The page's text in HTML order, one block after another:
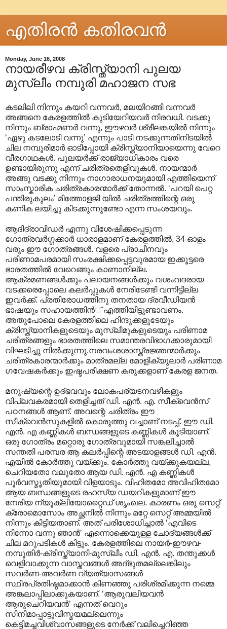
എതിരന്‍ കതിരവന്‍
Monday, June 16, 2008
നായരീഴവ ക്രിസ്ത്യാനി പുലയ
മുസ്ലീം നമ്പൂരി മഹാജന സഭ
കടലിലി നിന്നും കയറി വന്നവര്‍, മലയിറങ്ങി വന്നവര്‍
അങ്ങനെ കേരളത്തില്‍ കുടിയേറിയവര്‍ നിരവധി. വടക്കു
നിന്നും ബ്രാഹ്മണര്‍ വന്നു, ഈഴവര്‍ ശ്രീലങ്കയില്‍ നിന്നും
‘ഏഴു കടലോടി വന്നു’ എന്നും പാടി നടക്കുന്നതിനിടയില്‍
ചില നമ്പൂരിമാര്‍ ഓടിപ്പോയി ക്രിസ്ത്യാനിയായെന്നു വേറെ
വീരഗാഥകള്‍. പുലയര്‍ക്ക് രാജ്യാധികാരം വരെ
ഉണ്ടായിരുന്നു എന്ന് ചരിത്രതെളിവുകള്‍. നായന്മാര്‍
അങ്ങു വടക്കു നിന്നും നാഗാരാധനയുമായി എത്തിയെന്ന്
സാംസ്കാരിക ചരിത്രകാരന്മാര്‍ക്ക് തോന്നല്‍. ‘പറയി പെറ്റ
പന്തിരുകുലം’ മിത്തോളജി യില്‍ ചരിത്രത്തിന്റെ ഒരു
കണിക ലയിച്ചു കിടക്കുന്നുണ്ടോ എന്ന സംശയവും.
ആദിദ്രാവിഡര്‍ എന്നു വിശേഷിക്കപ്പെടുന്ന
ഗോത്രവര്‍ഗ്ഗക്കാര്‍ ധാരാളമാണ് കേരളത്തില്‍, 34 ഓളം
വരും ഈ ഗോത്രങ്ങള്‍. വളരെ പ്രാചീനവും
പരിണാമപരമായി സംരക്ഷിക്കപ്പെട്ടവുരമായ ഇക്കൂട്ടരെ
ഭാരതത്തില്‍ വേറെങ്ങും കാണാനില്ല.
ആക്രമണങ്ങള്‍ക്കും പലായനങ്ങള്‍ക്കും വശംവദരായ
വടക്കരെപ്പോലെ കലര്‍പ്പുകള്‍ നേരിടേണ്ടി വന്നിട്ടില്ല
ഇവര്‍ക്ക്. പ്രതിരോധത്തിനു തനതായ ദ്രവീഡിയന്‍
ഭാഷയും സഹായത്തിന്‍് എത്തിയിട്ടുണ്ടാവണം.
അതുപോലെ കേരളത്തിലെ ഹിന്ദുക്കളുടേയും
ക്രിസ്ത്യാനികളുടെയും മുസ്ലീമുകളുടെയും പരിണാമ
ചരിത്രങ്ങളും ഭാരതത്തിലെ സമാന്തരവിഭാഗക്കാരുമായി
വിഘടിച്ചു നില്‍ക്കുന്നു.നരവംശശാസ്ത്രജ്ഞന്മാര്‍ക്കും
ചരിത്രകാരന്മാര്‍ക്കും മാത്രമല്ല മോളിക്യുലാര്‍‍ പരിണാമ
ഗവേഷകര്‍ക്കും ഇഷ്ടപരീക്ഷണ കരുക്കളാണ് കേരള ജനത.
മനുഷ്യന്റെ ഉദ്ഭവവും ലോകപര്യടനവഴികളും
വിപ്ലവകരമായി തെളിച്ചത് ഡി. എന്‍. എ. സീക്വെന്‍സ്
പഠനങ്ങള്‍ ആണ്. അവന്റെ ചരിത്രം ഈ
സീക്വെന്‍സുകളില്‍ കൊരുത്തു വച്ചാണ് നടപ്പ്. ഈ ഡി.
എന്‍. എ കണ്ണികള്‍ ബന്ധങ്ങളുടെ കണ്ണികള്‍ കൂടിയാണ്.
ഒരു ഗോത്രം മറ്റൊരു ഗോത്രവുമായി സങ്കലിച്ചാല്‍
സന്തതി പരമ്പര ആ കലര്‍പ്പിന്റെ അടയാളങ്ങള്‍ ഡി. എന്‍.
എയില്‍ കോര്‍ത്തു വയ്ക്കും. കോര്‍ത്തു വയ്ക്കുകയല്ല,
ചെറിയതോ വലുതോ ആയ ഡി. എന്‍. എ കണ്ണികള്‍
പൂര്‍വസ്മൃതിയുമായി വിളയാടും. വിഹിതമോ അവിഹിതമോ
ആയ ബന്ധങ്ങളുടെ രഹസ്യ ഡയറികളുമാണ് ഈ
നേരിയ ന്യൂക്ലിയോറ്റൈഡ് ശൃംഖല. കാരണം ഒരു സെറ്റ്
ക്രോമൊസോം അച്ഛനില്‍ നിന്നും മറ്റേ സെറ്റ് അമ്മയില്‍
നിന്നും കിട്ടിയതാണ്. അത് പരിശോധിച്ചാല്‍ ‘എവിടെ
നിന്നോ വന്നു ഞാന്‍’ എന്നൊക്കെയുള്ള ചോദ്യങ്ങള്‍ക്ക്
ചില മറുപടികള്‍ കിട്ടും. കേരളത്തിലെ നായര്‍-ഈഴവ-
നമ്പൂതിര്‍-ക്രിസ്ത്യാനി-മുസ്ലീം ഡി. എന്‍. എ. തന്തുക്കള്‍
വെളിവാക്കുന്ന വാസ്തവങ്ങള്‍ അദ്ഭുതമല്ലെങ്കിലും
സവര്‍ണ-അവര്‍ണ വ്യത്യാസങ്ങള്‍
സ്ഥിരപ്രതിഷ്ഠമാക്കാന്‍ കിണഞ്ഞു പരിശ്രമിക്കുന്ന നമ്മെ
അങ്കലാപ്പിലാക്കുകയാണ്. ‘ആരുവലിയവന്‍
ആരുചെറിയവന്‍’ എന്നത് വെറും
സിനിമാപ്പാട്ടുവിസ്മയമല്ലെന്നും
കെട്ടിമച്ചവിശ്വാസങ്ങളുടെ നേര്‍ക്ക് വലിച്ചെറിഞ്ഞ